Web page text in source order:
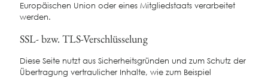
Europäischen Union oder eines Mitgliedstaats verarbeitet
werden.
SSL- bzw. TLS-Verschlüsselung
Diese Seite nutzt aus Sicherheitsgründen und zum Schutz der
Übertragung vertraulicher Inhalte, wie zum Beispiel